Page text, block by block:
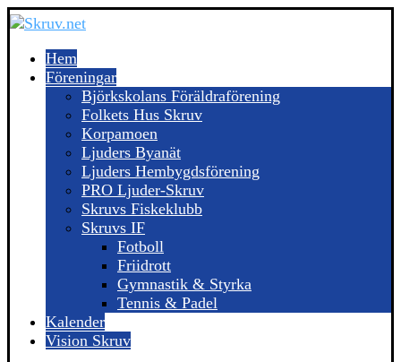
Hem
Föreningar
Björkskolans Föräldraförening
Folkets Hus Skruv
Korpamoen
Ljuders Byanät
Ljuders Hembygdsförening
PRO Ljuder-Skruv
Skruvs Fiskeklubb
Skruvs IF
Fotboll
Friidrott
Gymnastik & Styrka
Tennis & Padel
Kalender
Vision Skruv